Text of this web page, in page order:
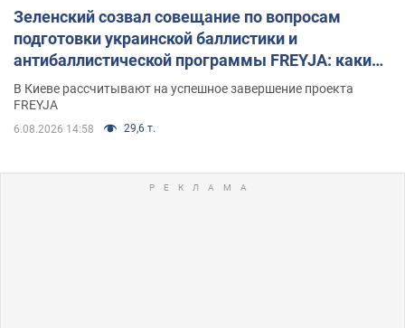
Зеленский созвал совещание по вопросам
подготовки украинской баллистики и
антибаллистической программы FREYJA: какие
решения готовятся
В Киеве рассчитывают на успешное завершение проекта
FREYJA
6.08.2026 14:58 29,6 т.